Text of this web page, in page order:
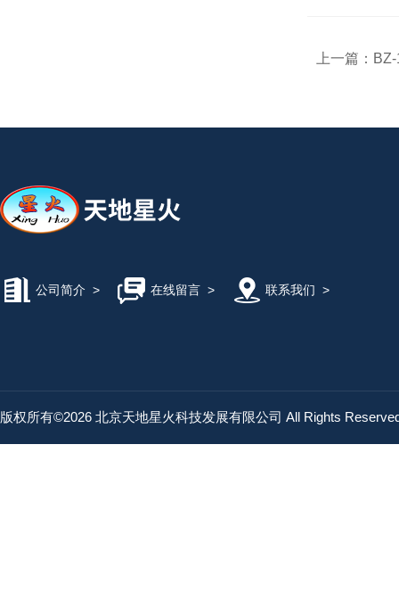
上一篇：
公司简介 > 在线留言> 联系我们 >
版权所有©2026 北京天地星火科技发展有限公司 All Rights